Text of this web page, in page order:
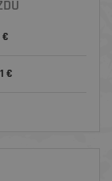
€
€